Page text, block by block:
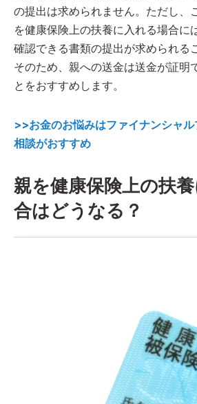
の提出は求められません。ただし、
を健康保険上の扶養に入れる場合に
確認できる書類の提出が求められる
そのため、親への送金は送金が証明
とをおすすめします。
>>お金のお悩みはファイナンシャ
相談がおすすめ
親を健康保険上の扶
合はどうなる？